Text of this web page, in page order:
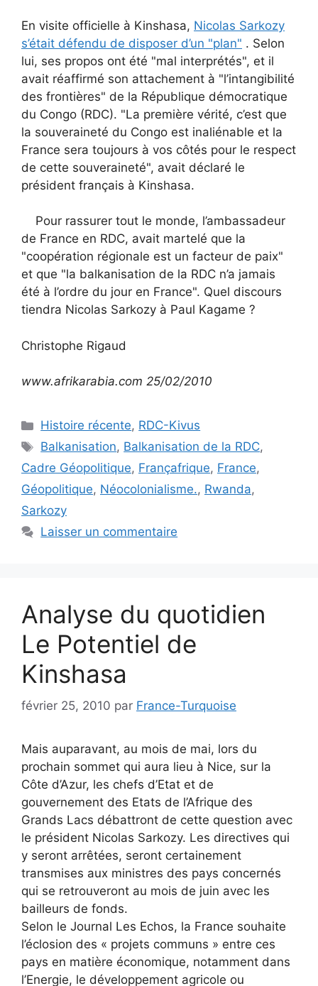
En visite officielle à Kinshasa, Nicolas Sarkozy
s’était défendu de disposer d’un "plan" . Selon
lui, ses propos ont été "mal interprétés", et il
avait réaffirmé son attachement à "l’intangibilité
des frontières" de la République démocratique
du Congo (RDC). "La première vérité, c’est que
la souveraineté du Congo est inaliénable et la
France sera toujours à vos côtés pour le respect
de cette souveraineté", avait déclaré le
président français à Kinshasa.
Pour rassurer tout le monde, l’ambassadeur
de France en RDC, avait martelé que la
"coopération régionale est un facteur de paix"
et que "la balkanisation de la RDC n’a jamais
été à l’ordre du jour en France". Quel discours
tiendra Nicolas Sarkozy à Paul Kagame ?
Christophe Rigaud
www.afrikarabia.com 25/02/2010
Catégories
Histoire récente, RDC-Kivus
Étiquettes
Balkanisation, Balkanisation de la RDC,
Cadre Géopolitique, Françafrique, France,
Géopolitique, Néocolonialisme., Rwanda,
Sarkozy
Laisser un commentaire
Analyse du quotidien
Le Potentiel de
Kinshasa
février 25, 2010 par France-Turquoise
Mais auparavant, au mois de mai, lors du
prochain sommet qui aura lieu à Nice, sur la
Côte d’Azur, les chefs d’Etat et de
gouvernement des Etats de l’Afrique des
Grands Lacs débattront de cette question avec
le président Nicolas Sarkozy. Les directives qui
y seront arrêtées, seront certainement
transmises aux ministres des pays concernés
qui se retrouveront au mois de juin avec les
bailleurs de fonds.
Selon le Journal Les Echos, la France souhaite
l’éclosion des « projets communs » entre ces
pays en matière économique, notamment dans
l’Energie, le développement agricole ou